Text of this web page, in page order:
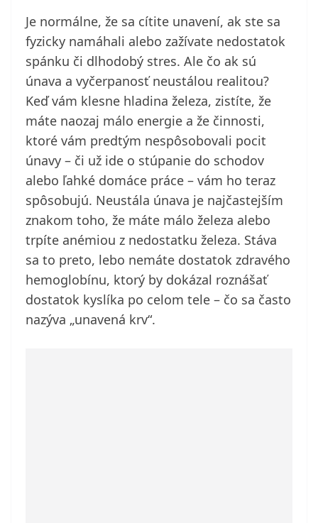
Je normálne, že sa cítite unavení, ak ste sa
fyzicky namáhali alebo zažívate nedostatok
spánku či dlhodobý stres. Ale čo ak sú
únava a vyčerpanosť neustálou realitou?
Keď vám klesne hladina železa, zistíte, že
máte naozaj málo energie a že činnosti,
ktoré vám predtým nespôsobovali pocit
únavy – či už ide o stúpanie do schodov
alebo ľahké domáce práce – vám ho teraz
spôsobujú. Neustála únava je najčastejším
znakom toho, že máte málo železa alebo
trpíte anémiou z nedostatku železa. Stáva
sa to preto, lebo nemáte dostatok zdravého
hemoglobínu, ktorý by dokázal roznášať
dostatok kyslíka po celom tele – čo sa často
nazýva „unavená krv“.